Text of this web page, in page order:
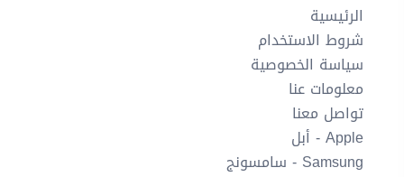
الرئيسية
شروط الاستخدام
سياسة الخصوصية
معلومات عنا
تواصل معنا
Apple - أبل
Samsung - سامسونج